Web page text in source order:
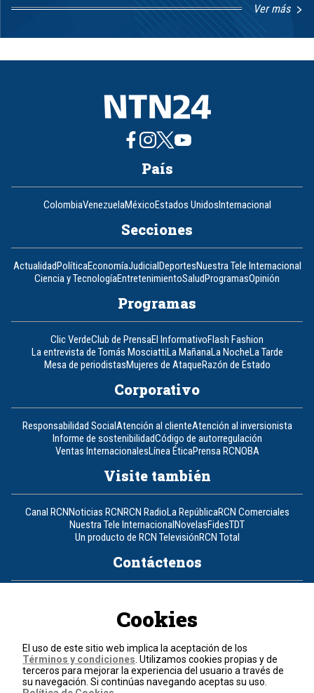
Ver más
8
País
ColombiaVenezuelaMéxicoEstados UnidosInternacional
Secciones
ActualidadPolíticaEconomíaJudicialDeportesNuestra Tele Internacional
Ciencia y TecnologíaEntretenimientoSaludProgramasOpinión
Programas
Clic VerdeClub de PrensaEl InformativoFlash Fashion
La entrevista de Tomás MosciattiLa MañanaLa NocheLa Tarde
Mesa de periodistasMujeres de AtaqueRazón de Estado
Corporativo
Responsabilidad SocialAtención al clienteAtención al inversionista
Informe de sostenibilidadCódigo de autorregulación
Ventas InternacionalesLínea ÉticaPrensa RCNOBA
Visite también
Canal RCNNoticias RCNRCN RadioLa RepúblicaRCN Comerciales
Nuestra Tele InternacionalNovelasFidesTDT
Un producto de RCN TelevisiónRCN Total
Contáctenos
Política de cookies
Términos y condiciones
© 2026, RCN Medios.
Cookies
El uso de este sitio web implica la aceptación de los
Términos y condiciones . Utilizamos cookies propias y de
terceros para mejorar la experiencia del usuario a través de
su navegación. Si continúas navegando aceptas su uso.